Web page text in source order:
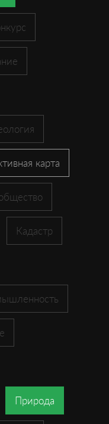
карта
Кадастр
Природа